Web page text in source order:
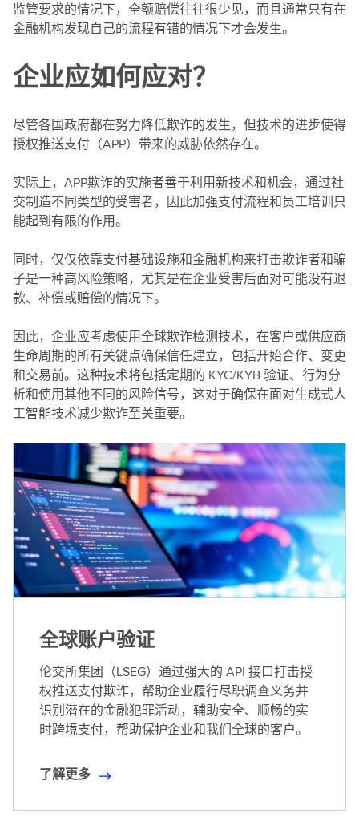
监管要求的情况下，全额赔偿往往很少见，而且通常只有在
金融机构发现自己的流程有错的情况下才会发生。
企业应如何应对？
尽管各国政府都在努力降低欺诈的发生，但技术的进步使得
授权推送支付（APP）带来的威胁依然存在。
实际上，APP欺诈的实施者善于利用新技术和机会，通过社
交制造不同类型的受害者，因此加强支付流程和员工培训只
能起到有限的作用。
同时，仅仅依靠支付基础设施和金融机构来打击欺诈者和骗
子是一种高风险策略，尤其是在企业受害后面对可能没有退
款、补偿或赔偿的情况下。
因此，企业应考虑使用全球欺诈检测技术，在客户或供应商
生命周期的所有关键点确保信任建立，包括开始合作、变更
和交易前。这种技术将包括定期的 KYC/KYB 验证、行为分
析和使用其他不同的风险信号，这对于确保在面对生成式人
工智能技术减少欺诈至关重要。
全球账户验证
伦交所集团（LSEG）通过强大的 API 接口打击授
权推送支付欺诈，帮助企业履行尽职调查义务并
识别潜在的金融犯罪活动，辅助安全、顺畅的实
时跨境支付，帮助保护企业和我们全球的客户。
了
了解更多